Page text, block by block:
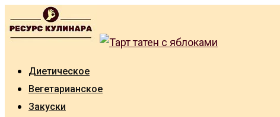
to
Диетическое
Вегетарианское
Закуски